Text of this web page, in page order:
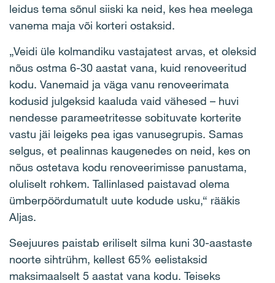
leidus tema sõnul siiski ka neid, kes hea meelega
vanema maja või korteri ostaksid.
„Veidi üle kolmandiku vastajatest arvas, et oleksid
nõus ostma 6-30 aastat vana, kuid renoveeritud
kodu. Vanemaid ja väga vanu renoveerimata
kodusid julgeksid kaaluda vaid vähesed – huvi
nendesse parameetritesse sobituvate korterite
vastu jäi leigeks pea igas vanusegrupis. Samas
selgus, et pealinnas kaugenedes on neid, kes on
nõus ostetava kodu renoveerimisse panustama,
oluliselt rohkem. Tallinlased paistavad olema
ümberpöördumatult uute kodude usku,“ rääkis
Aljas.
Seejuures paistab eriliselt silma kuni 30-aastaste
noorte sihtrühm, kellest 65% eelistaksid
maksimaalselt 5 aastat vana kodu. Teiseks